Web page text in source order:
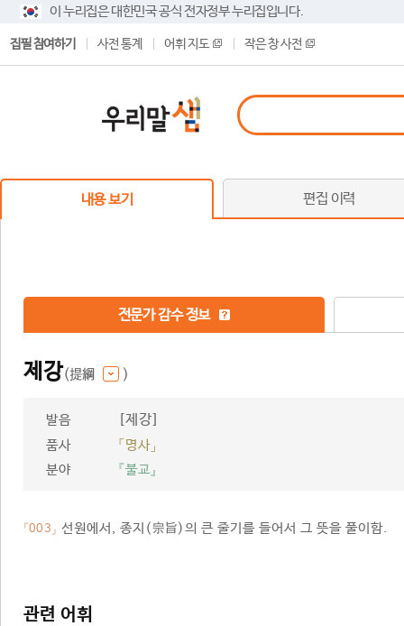
이 누리집은 대한민국 공식 전자정부 누리집입니다.
집필 참여하기 사전 통계 어휘 지도 작은 창 사전
내용 보기 편집 이력
전문가 감수 정보
제강(提綱 )
발음 [제강]
품사
「명사」
분야
『불교』
「003」 선원에서, 종지(宗旨)의 큰 줄기를 들어서 그 뜻을 풀이함.
관련 어휘